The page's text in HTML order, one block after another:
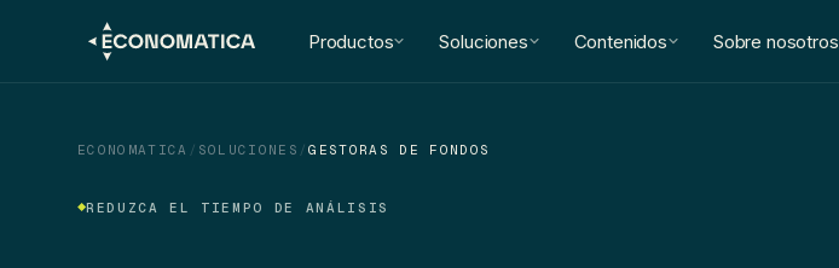
Productos Soluciones Contenidos Sobre nosotros
ECONOMATICA / SOLUCIONES /GESTORAS DE FONDOS
REDUZCA EL TIEMPO DE ANÁLISIS